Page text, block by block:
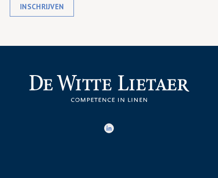
INSCHRIJVEN